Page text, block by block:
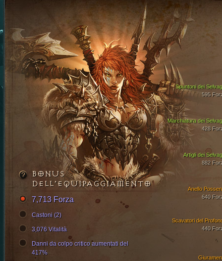
Marchiatura dei
428
Artigli dei
882
Spuntoni dei
595
Scavatori del
440
Anello
640
BONUS
DELL’EQUIPAGGIAMENTO
7,713 Forza
Castoni (2)
3,076 Vitalità
Danni da colpo critico aumentati del
417%